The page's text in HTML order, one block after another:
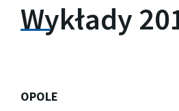
Wykłady
OPOLE